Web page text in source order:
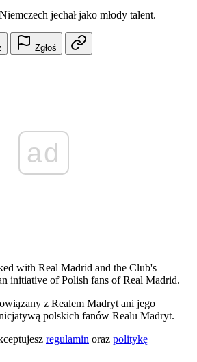
jechał jako młody talent.
Zgłoś
ad
with Real Madrid and the Club's
initiative of Polish fans of Real Madrid.
z Realem Madryt ani jego
polskich fanów Realu Madryt.
regulamin oraz politykę